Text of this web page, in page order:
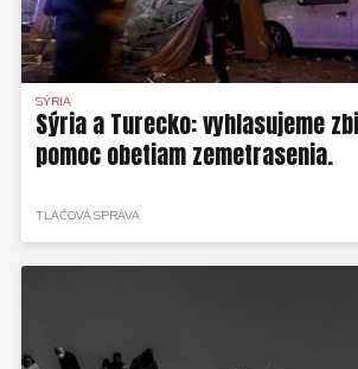
SÝRIA
Sýria a Turecko: vyhlasujeme
pomoc obetiam zemetrasenia.
TLAČOVÁ SPRÁVA